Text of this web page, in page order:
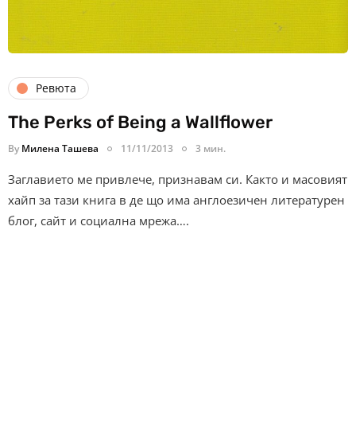
Ревюта
The Perks of Being a Wallflower
By Милена Ташева 11/11/2013 3 мин.
Заглавието ме привлече, признавам си. Както и масовият
хайп за тази книга в де що има англоезичен литературен
блог, сайт и социална мрежа….